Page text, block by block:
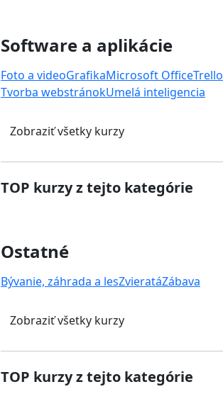
Software a aplikácie
Foto a videoGrafikaMicrosoft OfficeTrello
Tvorba webstránokUmelá inteligencia
Zobraziť všetky kurzy
TOP kurzy z tejto kategórie
Ostatné
Bývanie, záhrada a lesZvieratáZábava
Zobraziť všetky kurzy
TOP kurzy z tejto kategórie